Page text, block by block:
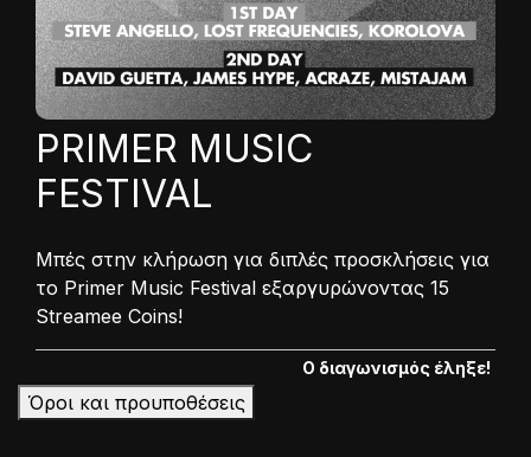
PRIMER MUSIC
FESTIVAL
Μπές στην κλήρωση για διπλές προσκλήσεις για
το Primer Music Festival εξαργυρώνοντας 15
Streamee Coins!
Ο διαγωνισμός έληξε!
Όροι και προυποθέσεις